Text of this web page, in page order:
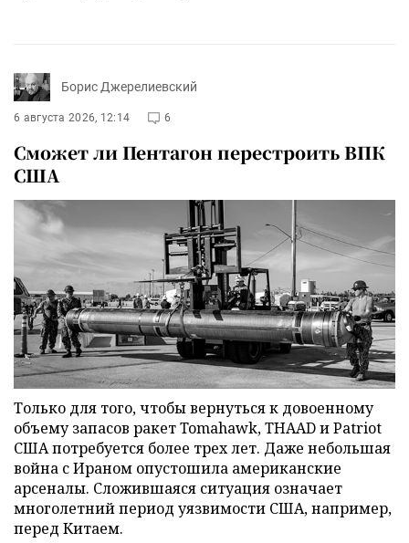
Борис Джерелиевский
6 августа 2026, 12:14 6
Сможет ли Пентагон перестроить ВПК
США
Только для того, чтобы вернуться к довоенному
объему запасов ракет Tomahawk, THAAD и Patriot
США потребуется более трех лет. Даже небольшая
война с Ираном опустошила американские
арсеналы. Сложившаяся ситуация означает
многолетний период уязвимости США, например,
перед Китаем.